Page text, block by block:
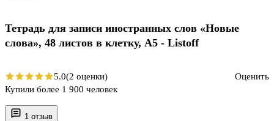
1 отзыв
Тетрадь для записи иностранных слов «Новые
слова», 48 листов в клетку, А5 - Listoff
5.0(2 оценки)
Оценить
Купили более 1 900 человек